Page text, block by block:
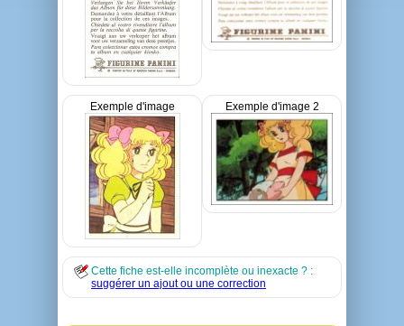
Exemple d'image Exemple d'image 2
Cette fiche est-elle incomplète ou inexacte ? :
suggérer un ajout ou une correction